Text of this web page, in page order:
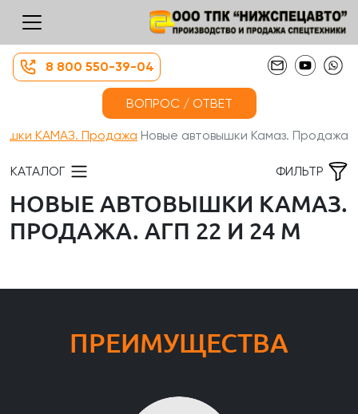
8 800 550-39-04
ВОПРОС / ОТВЕТ
КАМАЗ. Продажа Новые автовышки Камаз. Продажа...
КАТАЛОГ ФИЛЬТР
НОВЫЕ АВТОВЫШКИ КАМАЗ.
ПРОДАЖА. АГП 22 И 24 М
ПРЕИМУЩЕСТВА